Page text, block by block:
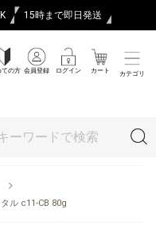
15時まで即日発送
ての方 会員登録 ログイン カート カテゴリ
ル c11-CB 80g